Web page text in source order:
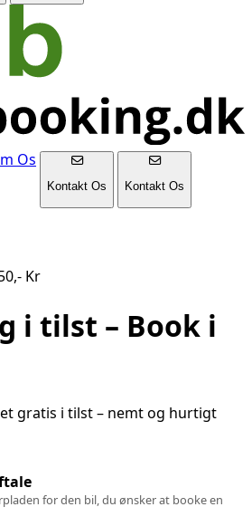
Os
Kontakt Os Kontakt Os
Kr
i tilst – Book i
gratis i tilst– nemt og hurtigt
for den bil, du ønsker at booke en